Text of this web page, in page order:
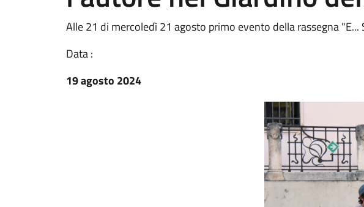
Alle 21 di mercoledì 21 agosto primo evento della rassegna "E...
Data :
19 agosto 2024